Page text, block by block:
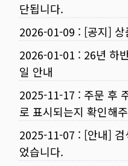
단됩니다.
2026-01-09 : [공지] 상
2026-01-01 : 26년 하
일 안내
2025-11-17 : 주문 후
로 표시되는지 확인해
2025-11-07 : [안내] 검
었습니다.